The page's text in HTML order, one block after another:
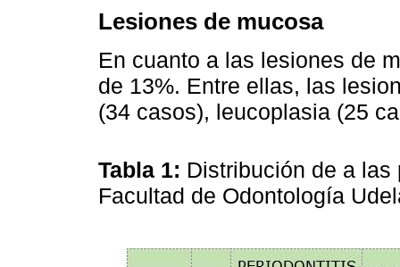
Lesiones de mucosa
En cuanto a las lesiones de
de 13%. Entre ellas, las
(34 casos), leucoplasia (25
Tabla 1: Distribución de a
Facultad de Odontología